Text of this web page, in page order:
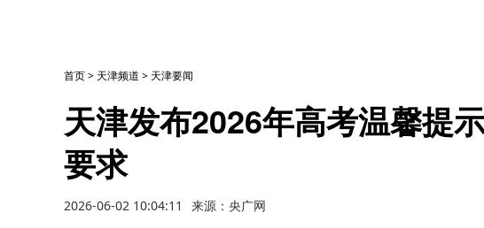
首页> 天津频道 > 天津要闻
天津发布2026年高考温馨提
要求
2026-06-02 10:04:11 来源：央广网